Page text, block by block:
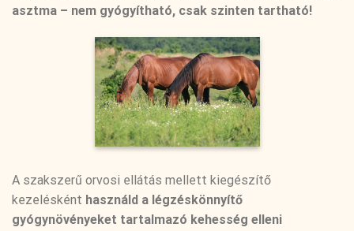
asztma – nem gyógyítható, csak szinten tartható!
A szakszerű orvosi ellátás mellett kiegészítő
kezelésként használd a légzéskönnyítő
gyógynövényeket tartalmazó kehesség elleni